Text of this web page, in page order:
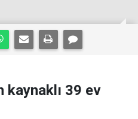
kaynaklı 39 ev